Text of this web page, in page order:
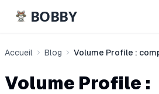
BOBBY
Accueil Blog
Volume Profile :